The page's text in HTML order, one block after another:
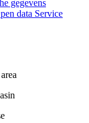
gegevens
data Service